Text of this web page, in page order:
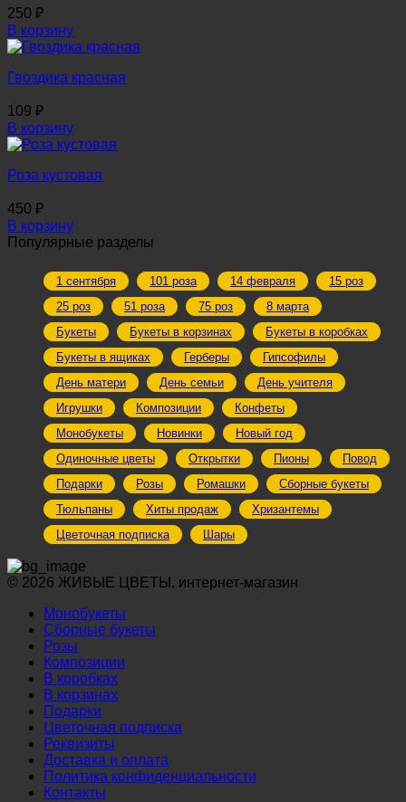
250 ₽
В корзину
Гвоздика красная
109 ₽
В корзину
Роза кустовая
450 ₽
В корзину
Популярные разделы
1 сентября 101 роза 14 февраля
15 роз
25 роз
51 роза 75 роз
8 марта
Букеты
Букеты в корзинах
Букеты в коробках
Букеты в ящиках
Герберы
Гипсофилы
День матери
День семьи
День учителя
Игрушки
Композиции
Конфеты
Монобукеты
Новинки
Новый год
Одиночные цветы
Открытки Пионы
Повод
Подарки
Розы Ромашки
Сборные букеты
Тюльпаны
Хиты продаж
Хризантемы
Цветочная подписка
Шары
© 2026 ЖИВЫЕ ЦВЕТЫ, интернет-магазин
Монобукеты
Сборные букеты
Розы
Композиции
В коробках
В корзинах
Подарки
Цветочная подписка
Реквизиты
Доставка и оплата
Политика конфиденциальности
Контакты